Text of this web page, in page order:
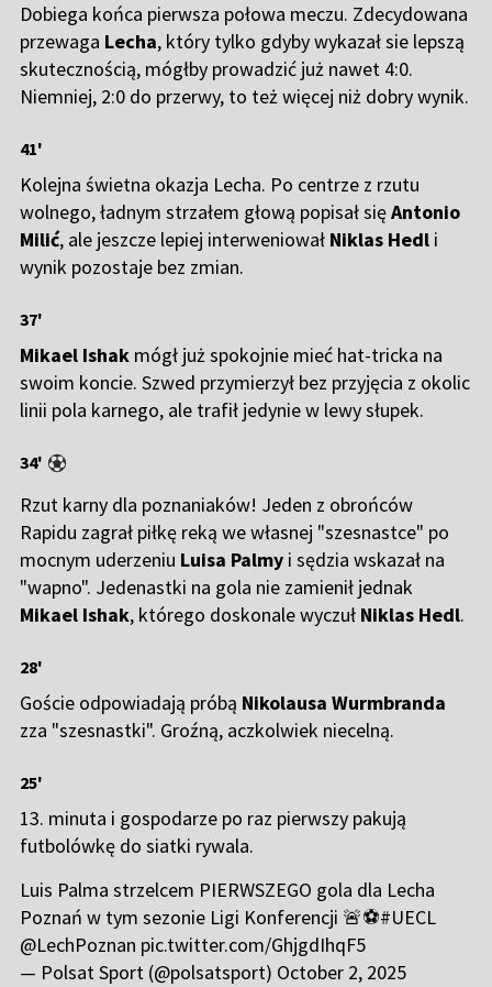
Dobiega końca pierwsza połowa meczu. Zdecydowana
przewaga Lecha, który tylko gdyby wykazał sie lepszą
skutecznością, mógłby prowadzić już nawet 4:0.
Niemniej, 2:0 do przerwy, to też więcej niż dobry wynik.
41'
Kolejna świetna okazja Lecha. Po centrze z rzutu
wolnego, ładnym strzałem głową popisał sięAntonio
Milić, ale jeszcze lepiej interweniował Niklas Hedl i
wynik pozostaje bez zmian.
37'
Mikael Ishak mógł już spokojnie mieć hat-tricka na
swoim koncie. Szwed przymierzył bez przyjęcia z okolic
linii pola karnego, ale trafił jedynie w lewy słupek.
34'
Rzut karny dla poznaniaków! Jeden z obrońców
Rapidu zagrał piłkę reką we własnej "szesnastce" po
mocnym uderzeniu Luisa Palmy i sędzia wskazał na
"wapno". Jedenastki na gola nie zamienił jednak
Mikael Ishak, którego doskonale wyczuł Niklas Hedl.
28'
Goście odpowiadają próbą Nikolausa Wurmbranda
zza "szesnastki". Groźną, aczkolwiek niecelną.
25'
13. minuta i gospodarze po raz pierwszy pakują
futbolówkę do siatki rywala.
Luis Palma strzelcem PIERWSZEGO gola dla Lecha
Poznań w tym sezonie Ligi Konferencji 🚨⚽#UECL
@LechPoznan pic.twitter.com/GhjgdIhqF5
— Polsat Sport (@polsatsport) October 2, 2025